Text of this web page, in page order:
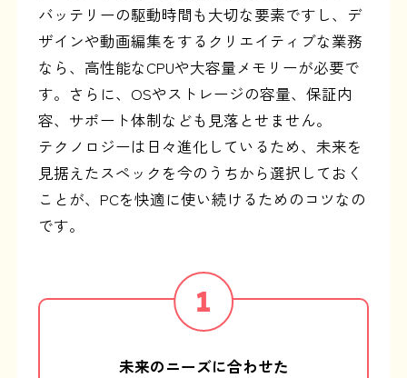
バッテリーの駆動時間も大切な要素ですし、デ
ザインや動画編集をするクリエイティブな業務
なら、高性能なCPUや大容量メモリーが必要で
す。さらに、OSやストレージの容量、保証内
容、サポート体制なども見落とせません。
テクノロジーは日々進化しているため、未来を
見据えたスペックを今のうちから選択しておく
ことが、PCを快適に使い続けるためのコツなの
です。
未来のニーズに合わせた